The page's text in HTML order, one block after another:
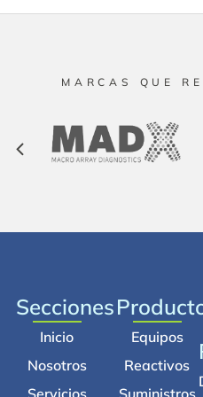
MARCAS QUE
Secciones
Inicio
Nosotros
Equipos
Reactivos